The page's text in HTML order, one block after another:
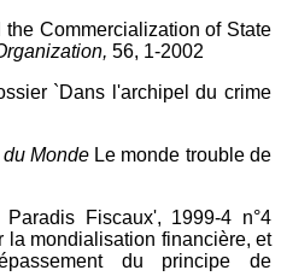
Commercialization of State
56, 1-2002
`Dans l'archipel du crime
MondeLe monde trouble de
Fiscaux', 1999-4 n°4
la mondialisation financière, et
du principe de